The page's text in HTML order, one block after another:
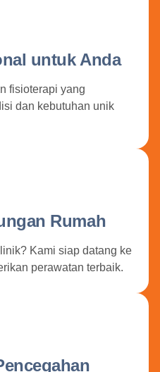
untuk Anda
fisioterapi yang
dan kebutuhan unik
Rumah
Kami siap datang ke
perawatan terbaik.